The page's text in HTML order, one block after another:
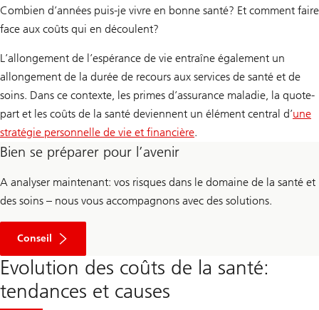
Combien d’années puis-je vivre en bonne santé? Et comment faire
face aux coûts qui en découlent?
L’allongement de l’espérance de vie entraîne également un
allongement de la durée de recours aux services de santé et de
soins. Dans ce contexte, les primes d’assurance maladie, la quote-
part et les coûts de la santé deviennent un élément central d’une
stratégie personnelle de vie et financière.
Bien se préparer pour l’avenir
A analyser maintenant: vos risques dans le domaine de la santé et
des soins – nous vous accompagnons avec des solutions.
Conseil
Evolution des coûts de la santé:
tendances et causes